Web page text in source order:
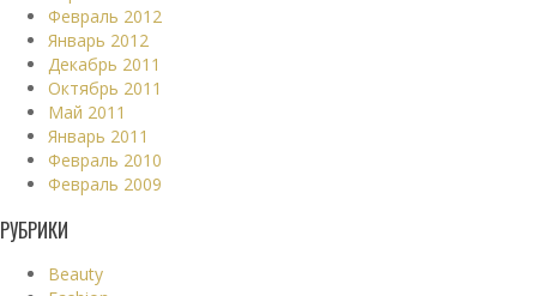
Февраль 2012
Январь 2012
Декабрь 2011
Октябрь 2011
Май 2011
Январь 2011
Февраль 2010
Февраль 2009
РУБРИКИ
Beauty